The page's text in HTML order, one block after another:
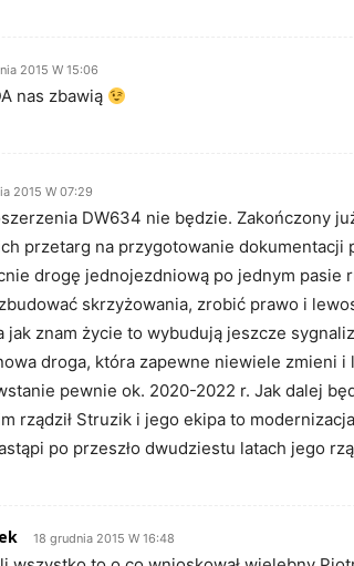
2015 W 15:06
nas zbawią
2015 W 07:29
DW634 nie będzie. Zakończony
przetarg na przygotowanie dokumentacji
drogę jednojezdniową po jednym pasie
skrzyżowania, zrobić prawo i
jak znam życie to wybudują jeszcze
droga, która zapewne niewiele zmieni
pewnie ok. 2020-2022 r. Jak dalej
rządził Struzik i jego ekipa to
po przeszło dwudziestu latach jego
18 grudnia 2015 W 16:48